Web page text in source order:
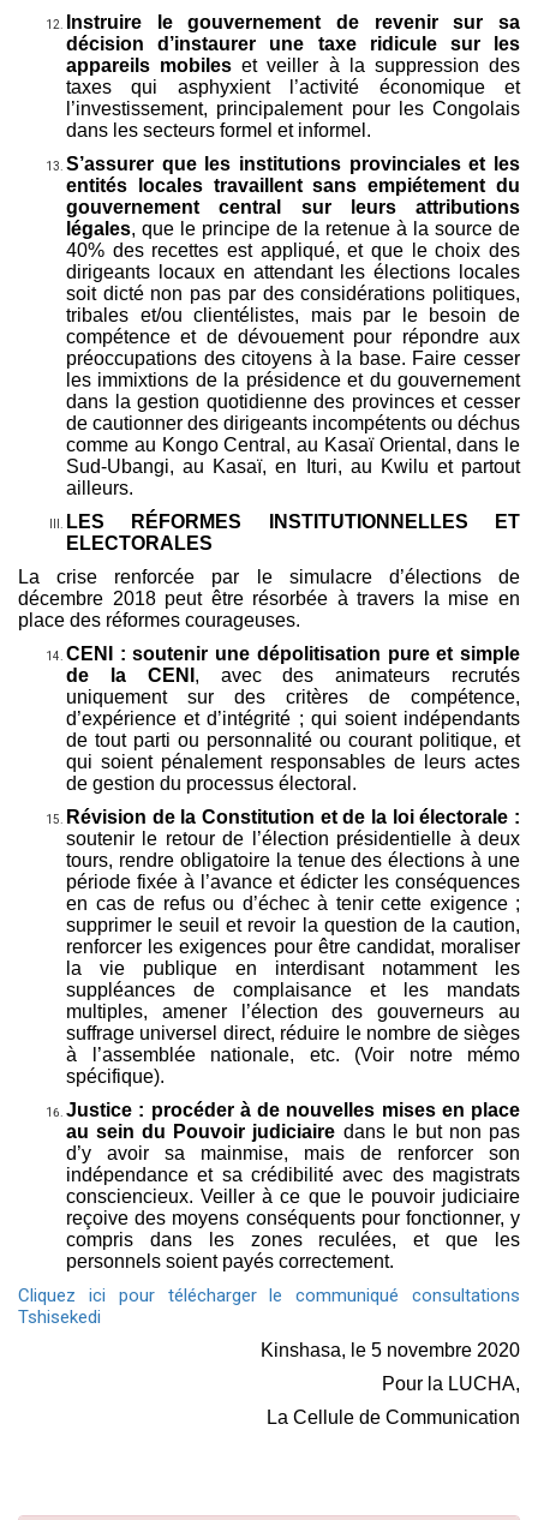
Instruire le gouvernement de revenir sur sa
décision d’instaurer une taxe ridicule sur les
appareils mobileset veiller à la suppression des
taxes qui asphyxient l’activité économique et
l’investissement, principalement pour les Congolais
dans les secteurs formel et informel.
S’assurer que les institutions provinciales et les
entités locales travaillent sans empiétement du
gouvernement central sur leurs attributions
légales, que le principe de la retenue à la source de
40% des recettes est appliqué, et que le choix des
dirigeants locaux en attendant les élections locales
soit dicté non pas par des considérations politiques,
tribales et/ou clientélistes, mais par le besoin de
compétence et de dévouement pour répondre aux
préoccupations des citoyens à la base. Faire cesser
les immixtions de la présidence et du gouvernement
dans la gestion quotidienne des provinces et cesser
de cautionner des dirigeants incompétents ou déchus
comme au Kongo Central, au Kasaï Oriental, dans le
Sud-Ubangi, au Kasaï, en Ituri, au Kwilu et partout
ailleurs.
LES RÉFORMES INSTITUTIONNELLES ET
ELECTORALES
La crise renforcée par le simulacre d’élections de
décembre 2018 peut être résorbée à travers la mise en
place des réformes courageuses.
CENI : soutenir une dépolitisation pure et simple
de la CENI , avec des animateurs recrutés
uniquement sur des critères de compétence,
d’expérience et d’intégrité ; qui soient indépendants
de tout parti ou personnalité ou courant politique, et
qui soient pénalement responsables de leurs actes
de gestion du processus électoral.
Révision de la Constitution et de la loi électorale :
soutenir le retour de l’élection présidentielle à deux
tours, rendre obligatoire la tenue des élections à une
période fixée à l’avance et édicter les conséquences
en cas de refus ou d’échec à tenir cette exigence ;
supprimer le seuil et revoir la question de la caution,
renforcer les exigences pour être candidat, moraliser
la vie publique en interdisant notamment les
suppléances de complaisance et les mandats
multiples, amener l’élection des gouverneurs au
suffrage universel direct, réduire le nombre de sièges
à l’assemblée nationale, etc. (Voir notre mémo
spécifique).
Justice : procéder à de nouvelles mises en place
au sein du Pouvoir judiciaire dans le but non pas
d’y avoir sa mainmise, mais de renforcer son
indépendance et sa crédibilité avec des magistrats
consciencieux. Veiller à ce que le pouvoir judiciaire
reçoive des moyens conséquents pour fonctionner, y
compris dans les zones reculées, et que les
personnels soient payés correctement.
Cliquez ici pour télécharger le communiqué consultations
Tshisekedi
Kinshasa, le 5 novembre 2020
Pour la LUCHA,
La Cellule de Communication